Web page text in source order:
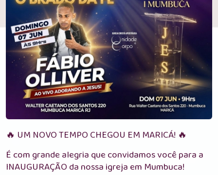
🔥 UM NOVO TEMPO CHEGOU EM MARICÁ! 🔥
É com grande alegria que convidamos você para a
INAUGURAÇÃO da nossa igreja em Mumbuca!